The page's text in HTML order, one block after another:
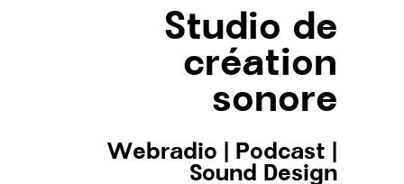
Studio de
création
sonore
Webradio Podcast
Sound Design